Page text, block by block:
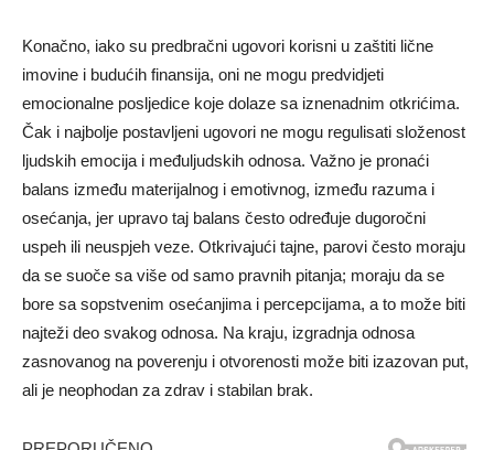
Konačno, iako su predbračni ugovori korisni u zaštiti lične
imovine i budućih finansija, oni ne mogu predvidjeti
emocionalne posljedice koje dolaze sa iznenadnim otkrićima.
Čak i najbolje postavljeni ugovori ne mogu regulisati složenost
ljudskih emocija i međuljudskih odnosa. Važno je pronaći
balans između materijalnog i emotivnog, između razuma i
osećanja, jer upravo taj balans često određuje dugoročni
uspeh ili neuspjeh veze. Otkrivajući tajne, parovi često moraju
da se suoče sa više od samo pravnih pitanja; moraju da se
bore sa sopstvenim osećanjima i percepcijama, a to može biti
najteži deo svakog odnosa. Na kraju, izgradnja odnosa
zasnovanog na poverenju i otvorenosti može biti izazovan put,
ali je neophodan za zdrav i stabilan brak.